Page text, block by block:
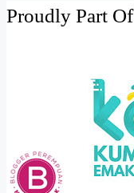
Proudly Part Of